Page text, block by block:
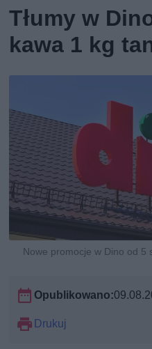
Tłumy w
kawa 1 kg
Nowe promocje w Dino od 5
Opublikowano:
Drukuj